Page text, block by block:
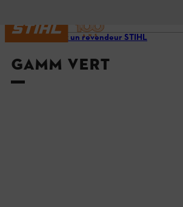
Trouvez un revendeur STIHL
GAMM VERT